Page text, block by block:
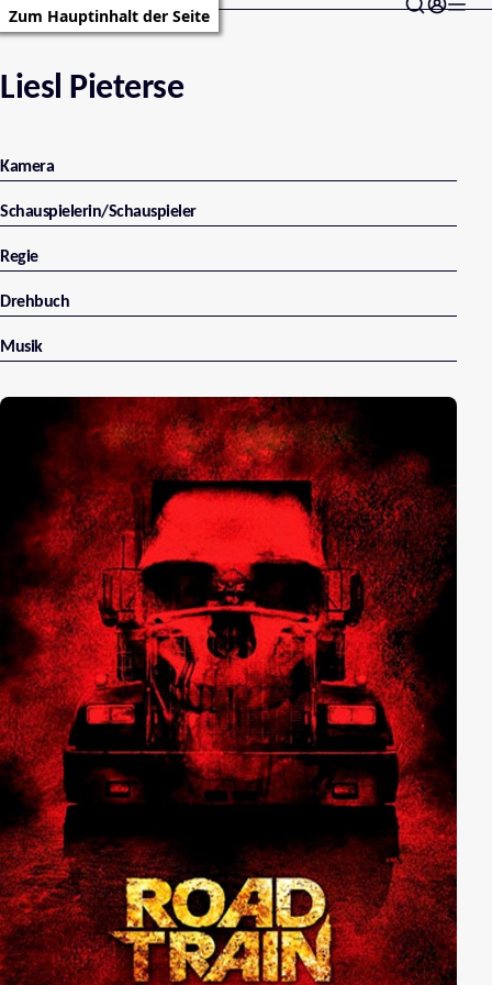
Zum Hauptinhalt der Seite
Liesl Pieterse
Kamera
Schauspielerin/Schauspieler
Regie
Drehbuch
Musik